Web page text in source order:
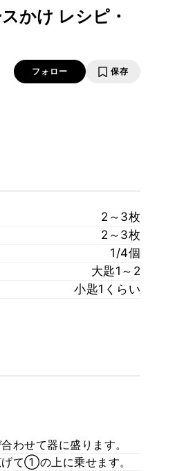
かけ レシピ・
フォロー 保存
2～3枚
2～3枚
1/4個
大匙1～2
小匙1くらい
わせて器に盛ります。
て①の上に乗せます。